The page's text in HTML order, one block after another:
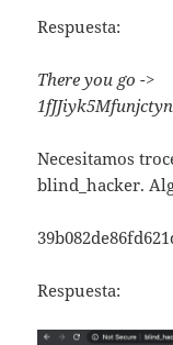
Respuesta:
There you go ->
Necesitamos
blind_hacker.
Respuesta: